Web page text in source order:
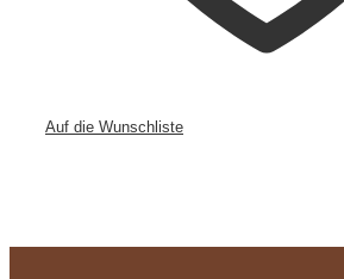
Auf die Wunschliste